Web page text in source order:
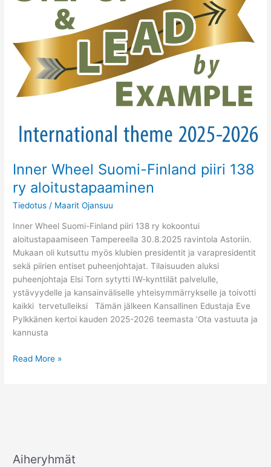
Inner Wheel Suomi-Finland piiri 138
ry aloitustapaaminen
Tiedotus / Maarit Ojansuu
Inner Wheel Suomi-Finland piiri 138 ry kokoontui
aloitustapaamiseen Tampereella 30.8.2025 ravintola Astoriin.
Mukaan oli kutsuttu myös klubien presidentit ja varapresidentit
sekä piirien entiset puheenjohtajat. Tilaisuuden aluksi
puheenjohtaja Elsi Torn sytytti IW-kynttilät palvelulle,
ystävyydelle ja kansainväliselle yhteisymmärrykselle ja toivotti
kaikki tervetulleiksi Tämän jälkeen Kansallinen Edustaja Eve
Pylkkänen kertoi kauden 2025-2026 teemasta ’Ota vastuuta ja
kannusta
138
aloitustapaaminen
Read More »
Aiheryhmät